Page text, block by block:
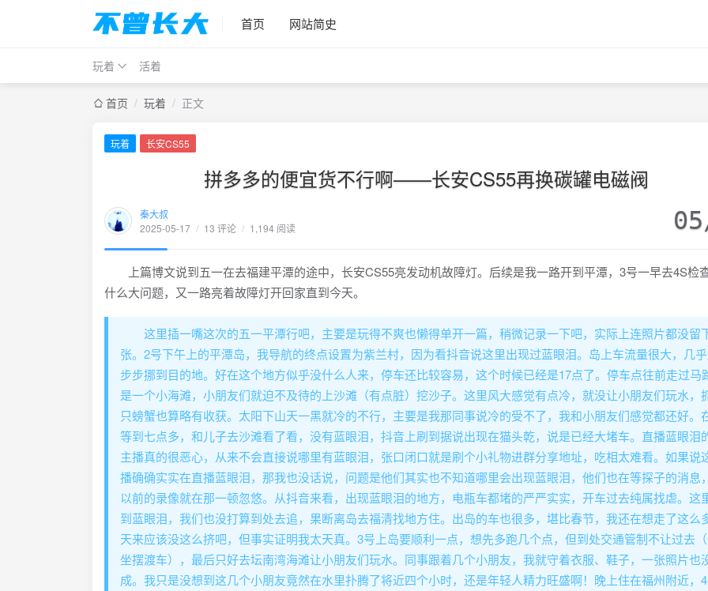
首页 网站简史
玩着 活着
首页 / 玩着 / 正文
玩着 长安CS55
拼多多的便宜货不行啊——长安CS55再换碳罐电磁阀
秦大叔
2025-05-17 / 13 评论 / 1,194 阅读
上篇博文说到五一在去福建平潭的途中，长安CS55亮发动机故障灯。后续是我一路开到平潭，3号一早去4S检
什么大问题，又一路亮着故障灯开回家直到今天。
这里插一嘴这次的五一平潭行吧，主要是玩得不爽也懒得单开一篇，稍微记录一下吧，实际上连照片都没留
张。2号下午上的平潭岛，我导航的终点设置为紫兰村，因为看抖音说这里出现过蓝眼泪。岛上车流量很大，几
步步挪到目的地。好在这个地方似乎没什么人来，停车还比较容易，这个时候已经是17点了。停车点往前走过马
是一个小海滩，小朋友们就迫不及待的上沙滩（有点脏）挖沙子。这里风大感觉有点冷，就没让小朋友们玩水，
只螃蟹也算略有收获。太阳下山天一黑就冷的不行，主要是我那同事说冷的受不了，我和小朋友们感觉都还好。
等到七点多，和儿子去沙滩看了看，没有蓝眼泪，抖音上刷到据说出现在猫头乾，说是已经大堵车。直播蓝眼泪
主播真的很恶心，从来不会直接说哪里有蓝眼泪，张口闭口就是刷个小礼物进群分享地址，吃相太难看。如果说
播确确实实在直播蓝眼泪，那我也没话说，问题是他们其实也不知道哪里会出现蓝眼泪，他们也在等探子的消息
以前的录像就在那一顿忽悠。从抖音来看，出现蓝眼泪的地方，电瓶车都堵的严严实实，开车过去纯属找虐。这
到蓝眼泪，我们也没打算到处去追，果断离岛去福清找地方住。出岛的车也很多，堪比春节，我还在想走了这么
天来应该没这么挤吧，但事实证明我太天真。3号上岛要顺利一点，想先多跑几个点，但到处交通管制不让过去
坐摆渡车），最后只好去坛南湾海滩让小朋友们玩水。同事跟着几个小朋友，我就守着衣服、鞋子，一张照片也
成。我只是没想到这几个小朋友竟然在水里扑腾了将近四个小时，还是年轻人精力旺盛啊！晚上住在福州附近，